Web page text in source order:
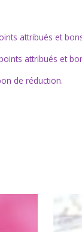
attribués et
attribués et
de réduction.